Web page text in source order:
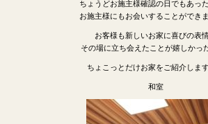
ちょうどお施主様確認の日でもあった
お施主様にもお会いすることができ
お客様も新しいお家に喜びの表
その場に立ち会えたことが嬉しかっ
ちょこっとだけお家をご紹介しま
和室